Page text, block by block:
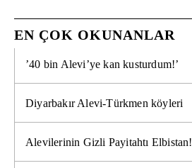
EN ÇOK OKUNANLAR
’40 bin Alevi’ye kan kusturdum!’
Diyarbakır Alevi-Türkmen köyleri
Alevilerinin Gizli Payitahtı Elbistan!